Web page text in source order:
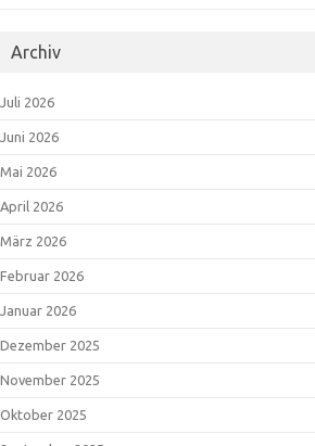
Archiv
Juli 2026
Juni 2026
Mai 2026
April 2026
März 2026
Februar 2026
Januar 2026
Dezember 2025
November 2025
Oktober 2025